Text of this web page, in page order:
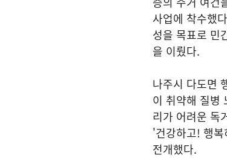
사업에 착수했
성을 목표로 민
을 이뤘다.
나주시 다도면
이 취약해 질병
리가 어려운 독
'건강하고! 행
전개했다.